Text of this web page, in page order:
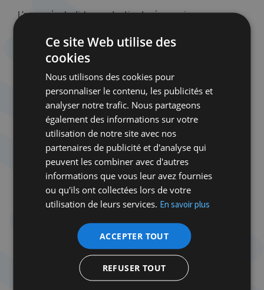
L’accusé « bolide » entretient néanmoins une
faits : «Je suis innocent parce que je suis
innocent», clame-t-il, demandant à n’être jugé que
sur le fond ; exposant, d’autre part, son identité
comme circonstance atténuante : « Je veux me
libérer de la meurtrissure d’être Juif
ailleurs, se positionnant comme Juif et fils de
résistants – un argument qui sera repris dans la
défense de Maître Kiejman, lui aussi enfant de la
Shoah et de Juifs communistes. Deux destins, dirait
Laurent Delahousse : un good boy résilient, un bad
boy délinquant.
Goldman, qui vivait en symbiose avec les
communautés noires, sa femme l’était également,
dit à un moment : «Nègre et juif, c’est la même
» Goldman disait d’ailleurs de lui-même qu’il
était un Juif noir : « Je rêvais que mes enfants soient
des Juifs au sang nègre», écrit-il dans son livre. «
Ce site Web utilise des
cookies
Nous utilisons des cookies pour
personnaliser le contenu, les publicités et
analyser notre trafic. Nous partageons
également des informations sur votre
utilisation de notre site avec nos
partenaires de publicité et d'analyse qui
peuvent les combiner avec d'autres
informations que vous leur avez fournies
ou qu'ils ont collectées lors de votre
utilisation de leurs services. En savoir plus
ACCEPTER TOUT
REFUSER TOUT